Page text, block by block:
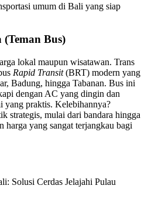
umum di Bali yang siap
(Teman Bus)
lokal maupun wisatawan. Trans
Rapid Transit(BRT) modern yang
Badung, hingga Tabanan. Bus ini
dengan AC yang dingin dan
yang praktis. Kelebihannya?
strategis, mulai dari bandara hingga
harga yang sangat terjangkau bagi